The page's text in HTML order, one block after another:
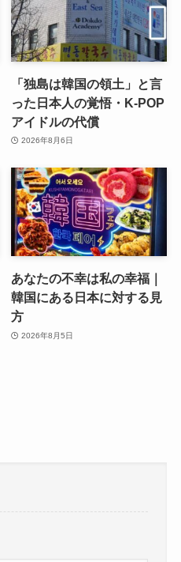
「独島は韓国の領土」と言
った日本人の覚悟・K-POP
アイドルの代償
2026年8月6日
あなたの不幸は私の幸福｜
韓国にある日本に対する見
方
2026年8月5日